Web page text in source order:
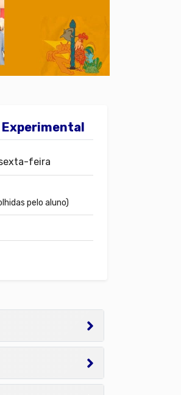
Experimental
feira
pelo aluno)